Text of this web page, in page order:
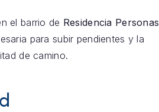
el barrio de Residencia Personas
para subir pendientes y la
de camino.